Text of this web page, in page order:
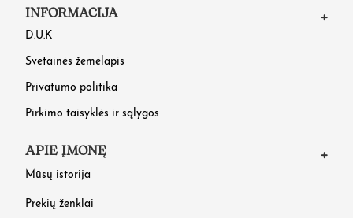
INFORMACIJA
D.U.K
Svetainės žemėlapis
Privatumo politika
Pirkimo taisyklės ir sąlygos
APIE ĮMONĘ
Mūsų istorija
Prekių ženklai